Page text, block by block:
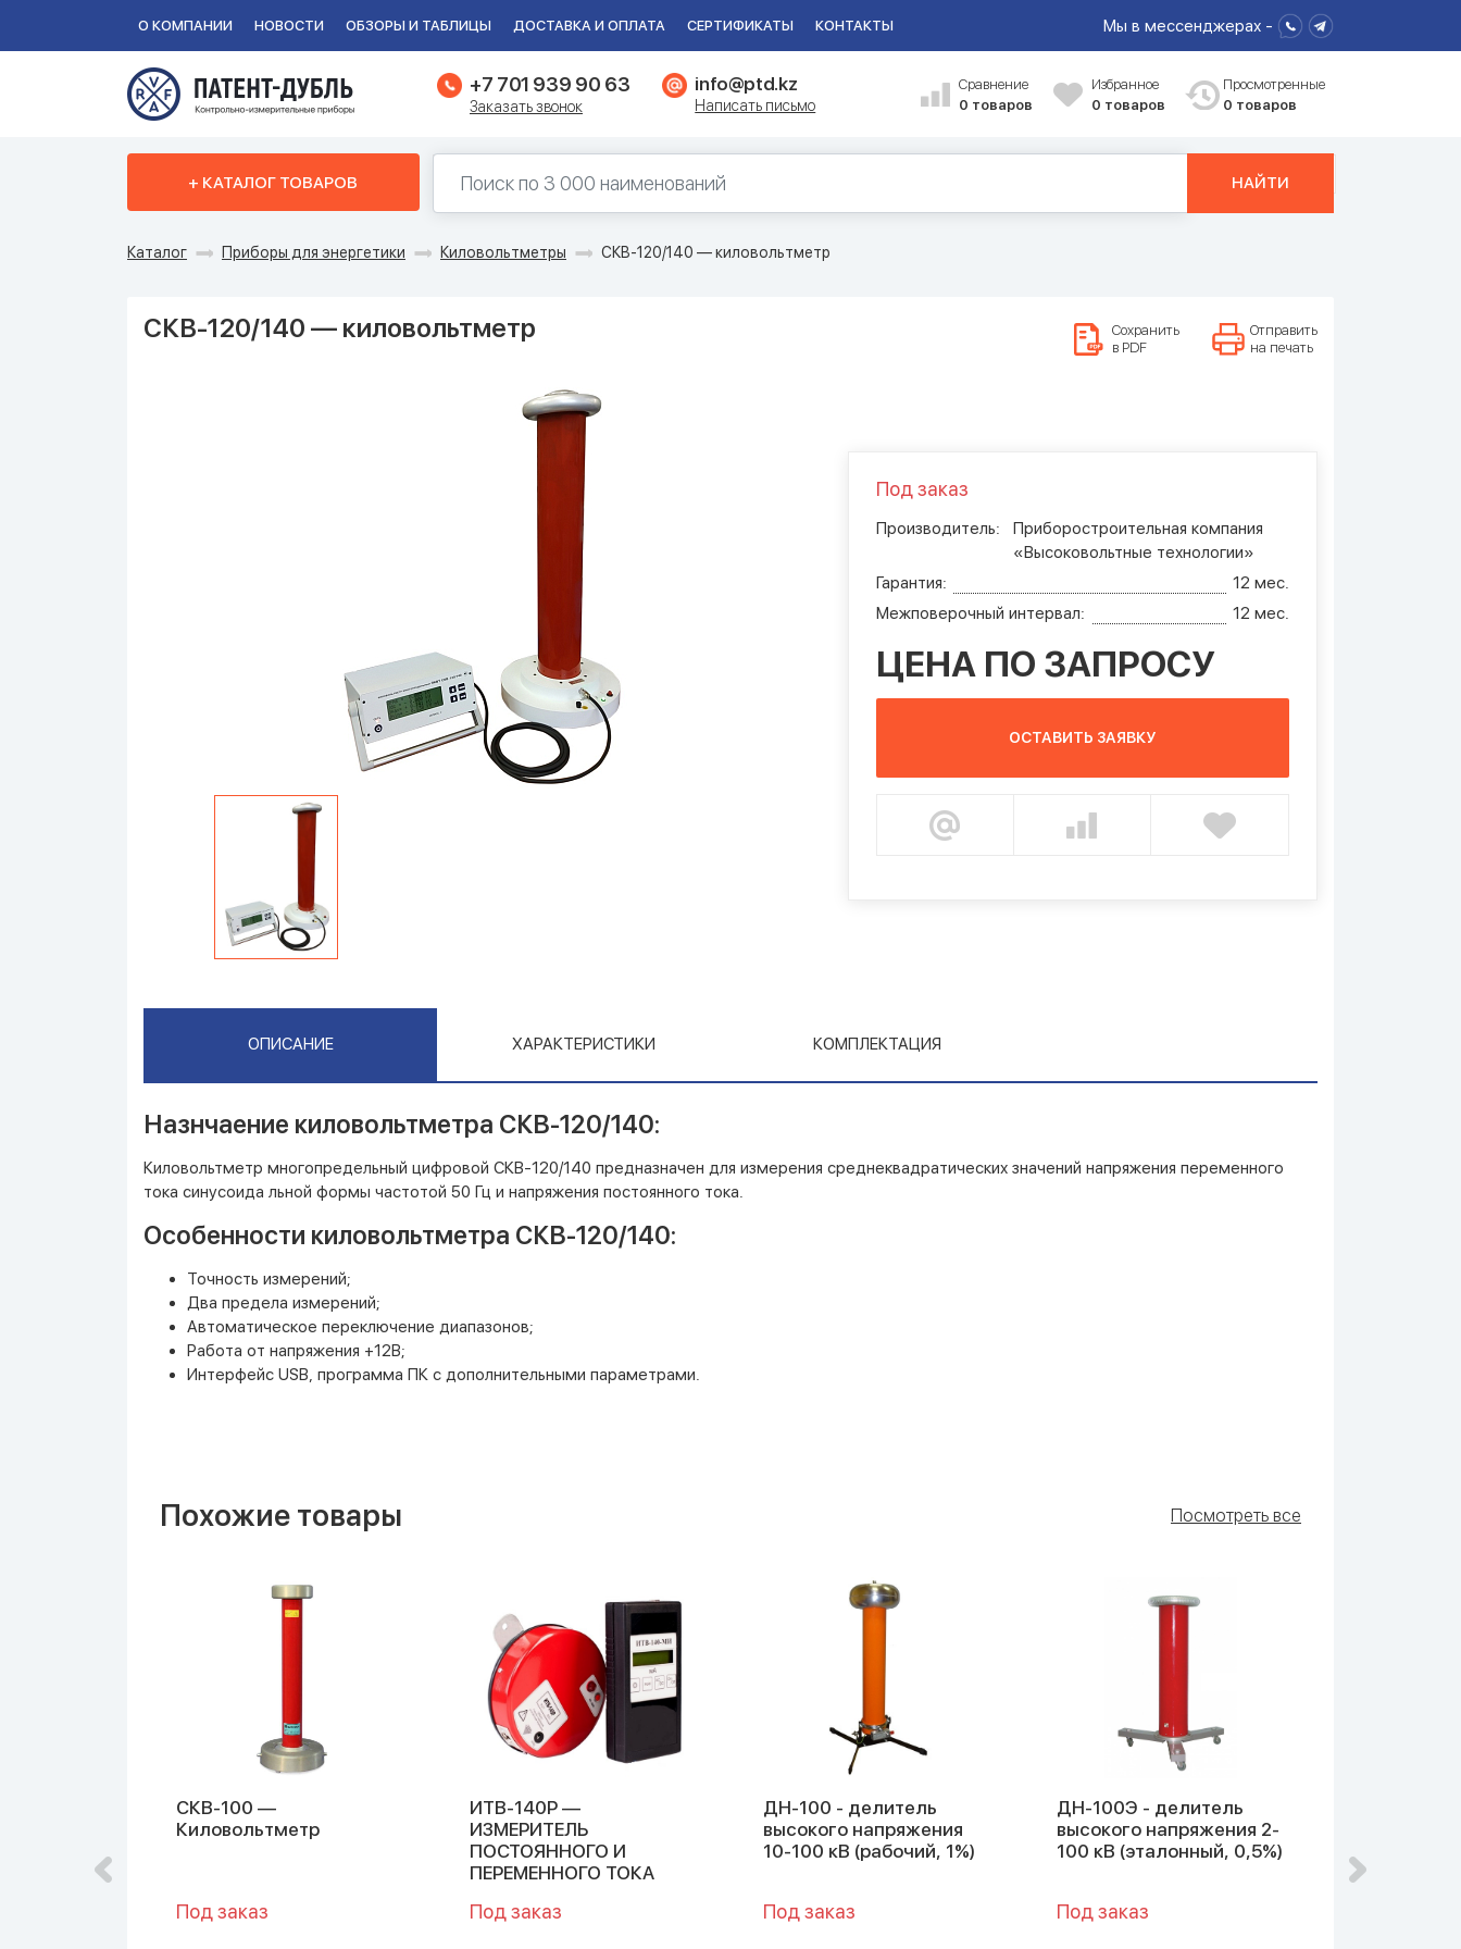
О КОМПАНИИ НОВОСТИ ОБЗОРЫ И ТАБЛИЦЫ ДОСТАВКА И ОПЛАТА СЕРТИФИКАТЫ КОНТАКТЫ Мы в мессенджерах -
+7 701 939 90 63
Заказать звонок
info@ptd.kz
Написать письмо
Сравнение
0 товаров
Избранное
0 товаров
Просмотренные
0 товаров
+ КАТАЛОГ ТОВАРОВ НАЙТИ
Каталог Приборы для энергетики Киловольтметры СКВ-120/140 — киловольтметр
СКВ-120/140 — киловольтметр
Сохранить
в PDF
Отправить
на печать
Под заказ
Производитель:
Приборостроительная компания
«Высоковольтные технологии»
Гарантия:
12 мес.
Межповерочный интервал:
12 мес.
ЦЕНА ПО ЗАПРОСУ
ОСТАВИТЬ ЗАЯВКУ
ОПИСАНИЕ ХАРАКТЕРИСТИКИ КОМПЛЕКТАЦИЯ
Назнчаение киловольтметра СКВ-120/140:
Киловольтметр многопредельный цифровой СКВ-120/140 предназначен для измерения среднеквадратических значений напряжения переменного
тока синусоида льной формы частотой 50 Гц и напряжения постоянного тока.
Особенности киловольтметра СКВ-120/140:
Точность измерений;
Два предела измерений;
Автоматическое переключение диапазонов;
Работа от напряжения +12В;
Интерфейс USB, программа ПК с дополнительными параметрами.
Похожие товары Посмотреть все
СКВ-100 —
Киловольтметр
Под заказ
ИТВ-140Р —
ИЗМЕРИТЕЛЬ
ПОСТОЯННОГО И
ПЕРЕМЕННОГО ТОКА
Под заказ
ДН-100 - делитель
высокого напряжения
10-100 кВ (рабочий, 1%)
Под заказ
ДН-100Э - делитель
высокого напряжения 2-
100 кВ (эталонный, 0,5%)
Под заказ
20-200 кВ